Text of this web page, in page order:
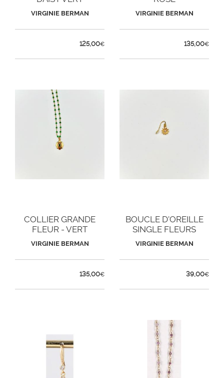
VIRGINIE BERMAN
125,00€
VIRGINIE BERMAN
135,00€
COLLIER GRANDE
FLEUR - VERT
VIRGINIE BERMAN
135,00€
BOUCLE D'OREILLE
SINGLE FLEURS
VIRGINIE BERMAN
39,00€